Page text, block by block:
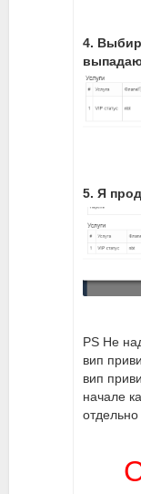
4.
5. Я
PS Не
вип
вип
начале
отдельно